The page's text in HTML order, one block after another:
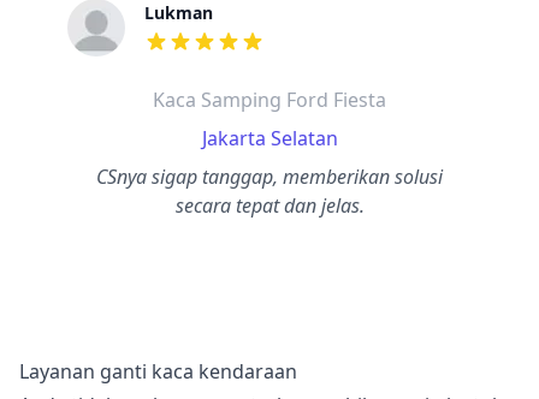
Lukman
dari ulasan adalah bintang lima
Kaca Samping Ford Fiesta
Jakarta Selatan
CSnya sigap tanggap, memberikan solusi
secara tepat dan jelas.
Layanan ganti kaca kendaraan